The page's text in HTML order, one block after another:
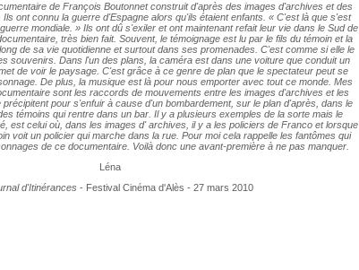
de François Boutonnet construit d'après des images d'archives et des
ont connu la guerre d'Espagne alors qu'ils étaient enfants. « C'est là que s'est
mondiale. » Ils ont dû s'exiler et ont maintenant refait leur vie dans le Sud de
très bien fait. Souvent, le témoignage est lu par le fils du témoin et la
de sa vie quotidienne et surtout dans ses promenades. C'est comme si elle le
souvenirs. Dans l'un des plans, la caméra est dans une voiture que conduit un
de voir le paysage. C'est grâce à ce genre de plan que le spectateur peut se
De plus, la musique est là pour nous emporter avec tout ce monde. Mes
sont les raccords de mouvements entre les images d'archives et les
pour s'enfuir à cause d'un bombardement, sur le plan d'après, dans le
témoins qui rentre dans un bar. Il y a plusieurs exemples de la sorte mais le
est celui où, dans les images d' archives, il y a les policiers de Franco et lorsque
voit un policier qui marche dans la rue. Pour moi cela rappelle les fantômes qui
de ce documentaire. Voilà donc une avant-première à ne pas manquer.
Léna
d'Itinérances - Festival Cinéma d'Alès - 27 mars 2010